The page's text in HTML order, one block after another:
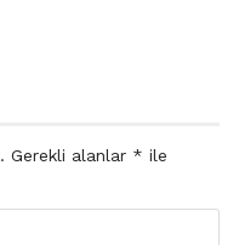
Gerekli alanlar * ile